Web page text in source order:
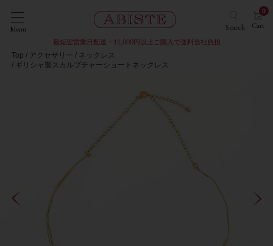
Menu Search Cart
0
最短翌営業日配送・11,000円以上ご購入で送料当社負担
Top アクセサリー
ネックレス
ギリシャ製スカルプチャーショートネックレス